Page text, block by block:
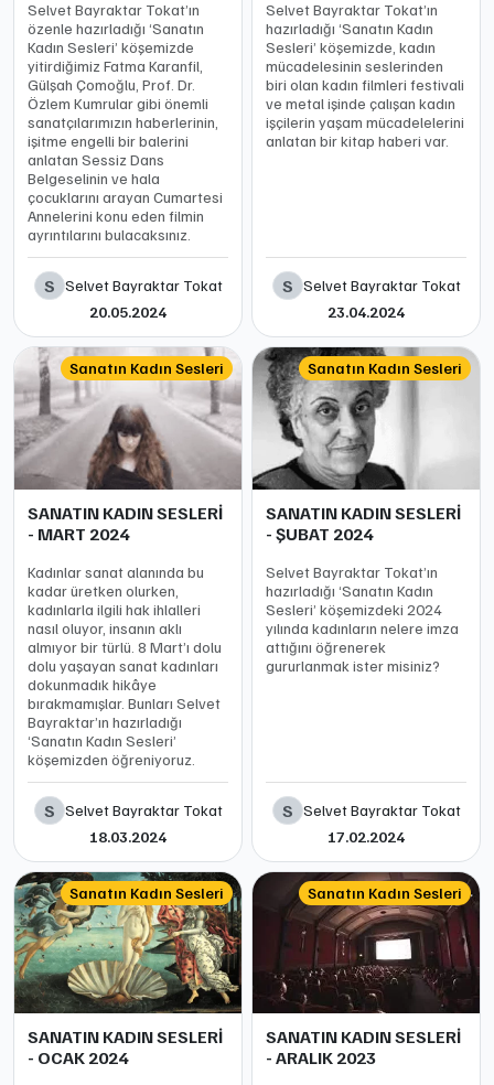
Selvet Bayraktar Tokat’ın
özenle hazırladığı ‘Sanatın
Kadın Sesleri’ köşemizde
yitirdiğimiz Fatma Karanfil,
Gülşah Çomoğlu, Prof. Dr.
Özlem Kumrular gibi önemli
sanatçılarımızın haberlerinin,
işitme engelli bir balerini
anlatan Sessiz Dans
Belgeselinin ve hala
çocuklarını arayan Cumartesi
Annelerini konu eden filmin
ayrıntılarını bulacaksınız.
S Selvet Bayraktar Tokat
20.05.2024
Selvet Bayraktar Tokat’ın
hazırladığı ‘Sanatın Kadın
Sesleri’ köşemizde, kadın
mücadelesinin seslerinden
biri olan kadın filmleri festivali
ve metal işinde çalışan kadın
işçilerin yaşam mücadelelerini
anlatan bir kitap haberi var.
S Selvet Bayraktar Tokat
23.04.2024
Sanatın Kadın Sesleri
SANATIN KADIN SESLERİ
- MART 2024
Kadınlar sanat alanında bu
kadar üretken olurken,
kadınlarla ilgili hak ihlalleri
nasıl oluyor, insanın aklı
almıyor bir türlü. 8 Mart’ı dolu
dolu yaşayan sanat kadınları
dokunmadık hikâye
bırakmamışlar. Bunları Selvet
Bayraktar’ın hazırladığı
‘Sanatın Kadın Sesleri’
köşemizden öğreniyoruz.
S Selvet Bayraktar Tokat
18.03.2024
Sanatın Kadın Sesleri
SANATIN KADIN SESLERİ
- ŞUBAT 2024
Selvet Bayraktar Tokat’ın
hazırladığı ‘Sanatın Kadın
Sesleri’ köşemizdeki 2024
yılında kadınların nelere imza
attığını öğrenerek
gururlanmak ister misiniz?
S Selvet Bayraktar Tokat
17.02.2024
Sanatın Kadın Sesleri
SANATIN KADIN SESLERİ
- OCAK 2024
Sanatın Kadın Sesleri
SANATIN KADIN SESLERİ
- ARALIK 2023